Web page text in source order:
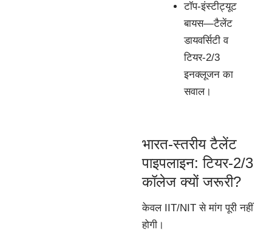
टॉप-इंस्टीट्यूट
बायस—टैलेंट
डायवर्सिटी व
टियर-2/3
इनक्लूजन का
सवाल।
भारत-स्तरीय टैलेंट
पाइपलाइन: टियर-2/3
कॉलेज क्यों जरूरी?
केवल IIT/NIT से मांग पूरी नहीं
होगी।